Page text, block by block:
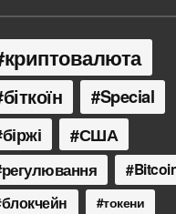
криптовалюта
біткоїн Special
біржі США
регулювання
блокчейн токени